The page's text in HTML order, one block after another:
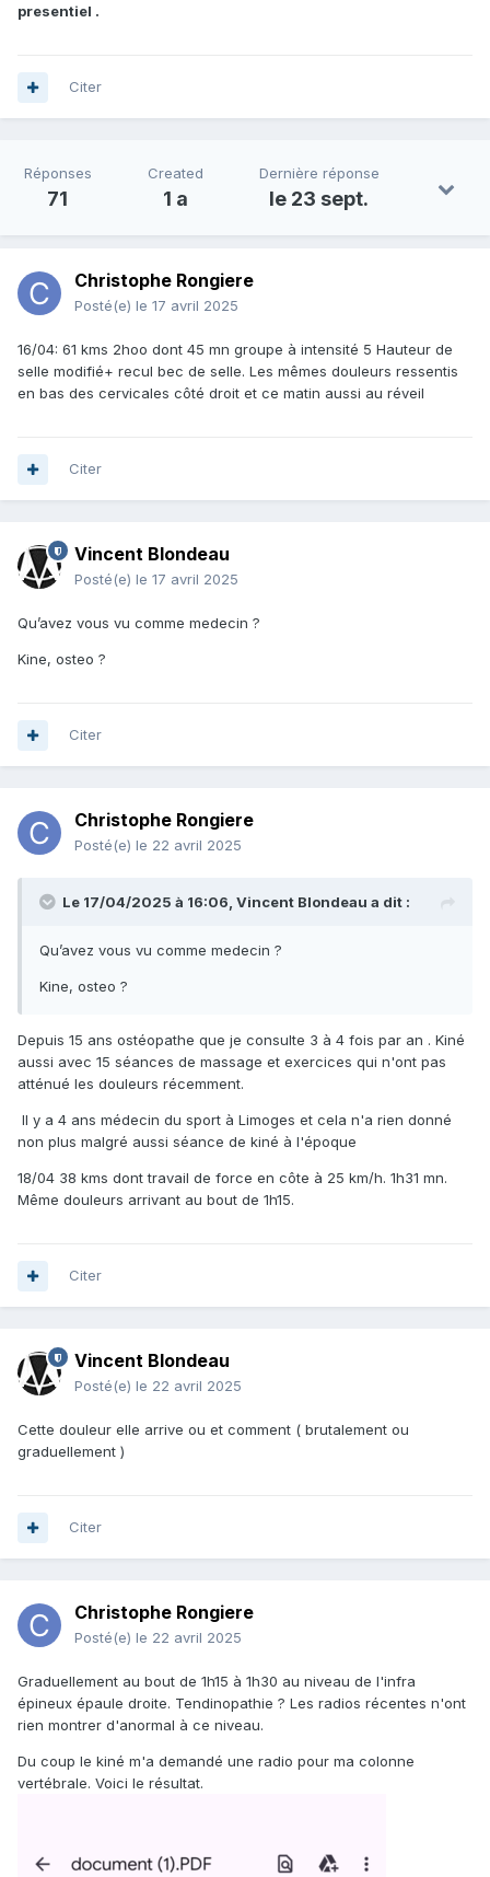
presentiel .
Citer
Réponses
71
Created
1 a
Dernière réponse
le 23 sept.
Christophe Rongiere
Posté(e) le 17 avril 2025
16/04: 61 kms 2hoo dont 45 mn groupe à intensité 5 Hauteur de
selle modifié+ recul bec de selle. Les mêmes douleurs ressentis
en bas des cervicales côté droit et ce matin aussi au réveil
Citer
Vincent Blondeau
Posté(e) le 17 avril 2025
Qu’avez vous vu comme medecin ?
Kine, osteo ?
Citer
Christophe Rongiere
Posté(e) le 22 avril 2025
Le 17/04/2025 à 16:06, Vincent Blondeau a dit :
Qu’avez vous vu comme medecin ?
Kine, osteo ?
Depuis 15 ans ostéopathe que je consulte 3 à 4 fois par an . Kiné
aussi avec 15 séances de massage et exercices qui n'ont pas
atténué les douleurs récemment.
Il y a 4 ans médecin du sport à Limoges et cela n'a rien donné
non plus malgré aussi séance de kiné à l'époque
18/04 38 kms dont travail de force en côte à 25 km/h. 1h31 mn.
Même douleurs arrivant au bout de 1h15.
Citer
Vincent Blondeau
Posté(e) le 22 avril 2025
Cette douleur elle arrive ou et comment ( brutalement ou
graduellement )
Citer
Christophe Rongiere
Posté(e) le 22 avril 2025
Graduellement au bout de 1h15 à 1h30 au niveau de l'infra
épineux épaule droite. Tendinopathie ? Les radios récentes n'ont
rien montrer d'anormal à ce niveau.
Du coup le kiné m'a demandé une radio pour ma colonne
vertébrale. Voici le résultat.